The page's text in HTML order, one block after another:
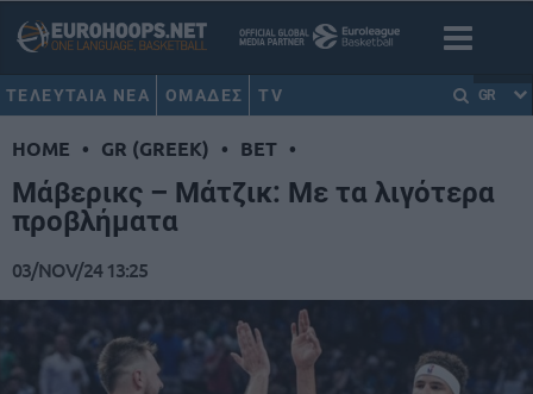
ΤΕΛΕΥΤΑΙΑ ΝΕΑ ΟΜΑΔΕΣ TV GR
HOME • GR (GREEK) • BET •
Μάβερικς – Μάτζικ: Με τα λιγότερα
προβλήματα
03/NOV/24 13:25